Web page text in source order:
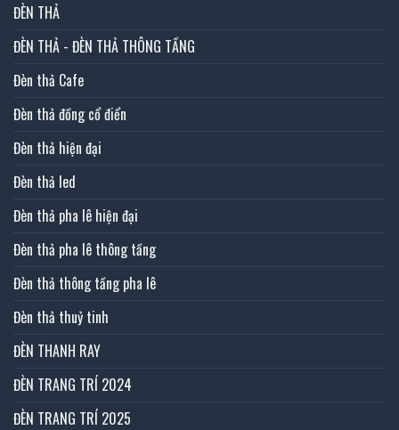
ĐÈN THẢ
ĐÈN THẢ - ĐÈN THẢ THÔNG TẦNG
Đèn thả Cafe
Đèn thả đồng cổ điển
Đèn thả hiện đại
Đèn thả led
Đèn thả pha lê hiện đại
Đèn thả pha lê thông tầng
Đèn thả thông tầng pha lê
Đèn thả thuỷ tinh
ĐÈN THANH RAY
ĐÈN TRANG TRÍ 2024
ĐÈN TRANG TRÍ 2025